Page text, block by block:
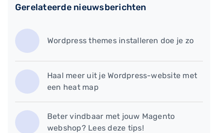
Gerelateerde nieuwsberichten
Wordpress themes installeren doe je zo
Haal meer uit je Wordpress-website met
een heat map
Beter vindbaar met jouw Magento
webshop? Lees deze tips!